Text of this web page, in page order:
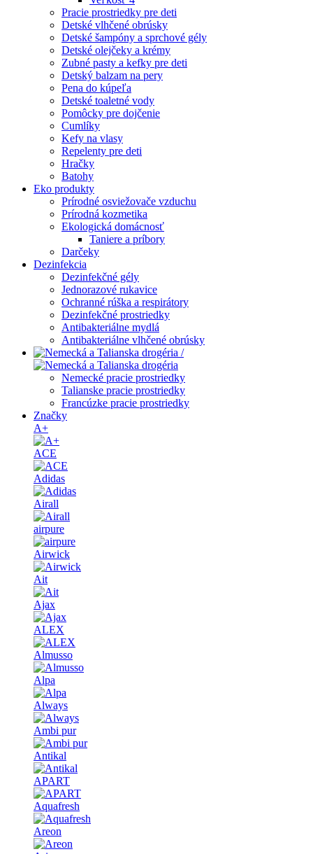
Pracie prostriedky pre deti
Detské vlhčené obrúsky
Detské šampóny a sprchové gély
Detské olejčeky a krémy
Zubné pasty a kefky pre deti
Detský balzam na pery
Pena do kúpeľa
Detské toaletné vody
Pomôcky pre dojčenie
Cumlíky
Kefy na vlasy
Repelenty pre deti
Hračky
Batohy
Eko produkty
Prírodné osviežovače vzduchu
Prírodná kozmetika
Ekologická domácnosť
Taniere a príbory
Darčeky
Dezinfekcia
Dezinfekčné gély
Jednorazové rukavice
Ochranné rúška a respirátory
Dezinfekčné prostriedky
Antibakteriálne mydlá
Antibakteriálne vlhčené obrúsky
/
Nemecké pracie prostriedky
Talianske pracie prostriedky
Francúzke pracie prostriedky
Značky
A+
ACE
Adidas
Airall
airpure
Airwick
Ait
Ajax
ALEX
Almusso
Alpa
Always
Ambi pur
Antikal
APART
Aquafresh
Areon